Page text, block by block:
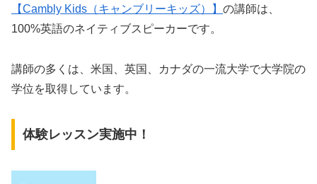
【Cambly Kids（キャンブリーキッズ）】 の講師は、
100%英語のネイティブスピーカーです。
講師の多くは、米国、英国、カナダの一流大学で大学院の
学位を取得しています。
体験レッスン実施中！